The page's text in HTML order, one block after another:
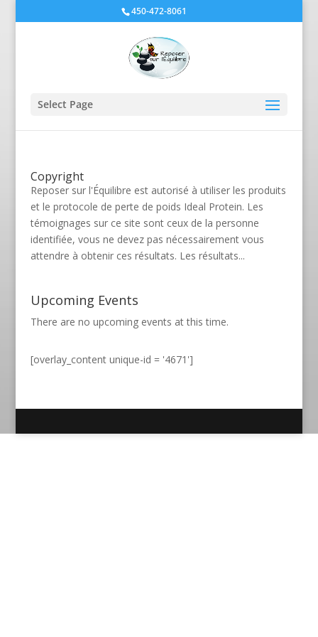
450-472-8061
Select Page
Copyright
Reposer sur l'Équilibre est autorisé à utiliser les produits
et le protocole de perte de poids Ideal Protein. Les
témoignages sur ce site sont ceux de la personne
identifiée, vous ne devez pas nécessairement vous
attendre à obtenir ces résultats. Les résultats...
Upcoming Events
There are no upcoming events at this time.
[overlay_content unique-id = '4671']